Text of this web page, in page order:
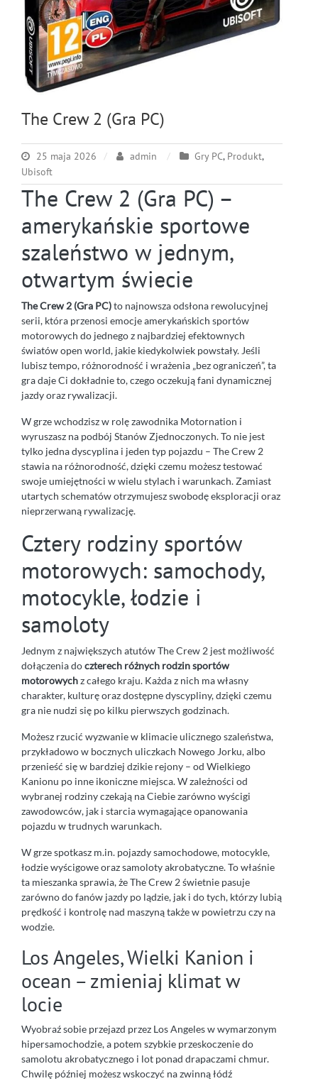
The Crew 2 (Gra PC)
25 maja 2026 admin Gry PC, Produkt,
Ubisoft
The Crew 2 (Gra PC) –
amerykańskie sportowe
szaleństwo w jednym,
otwartym świecie
The Crew 2 (Gra PC)to najnowsza odsłona rewolucyjnej
serii, która przenosi emocje amerykańskich sportów
motorowych do jednego z najbardziej efektownych
światów open world, jakie kiedykolwiek powstały. Jeśli
lubisz tempo, różnorodność i wrażenia „bez ograniczeń”, ta
gra daje Ci dokładnie to, czego oczekują fani dynamicznej
jazdy oraz rywalizacji.
W grze wchodzisz w rolę zawodnika Motornation i
wyruszasz na podbój Stanów Zjednoczonych. To nie jest
tylko jedna dyscyplina i jeden typ pojazdu – The Crew 2
stawia na różnorodność, dzięki czemu możesz testować
swoje umiejętności w wielu stylach i warunkach. Zamiast
utartych schematów otrzymujesz swobodę eksploracji oraz
nieprzerwaną rywalizację.
Cztery rodziny sportów
motorowych: samochody,
motocykle, łodzie i
samoloty
Jednym z największych atutów The Crew 2 jest możliwość
dołączenia doczterech różnych rodzin sportów
motorowychz całego kraju. Każda z nich ma własny
charakter, kulturę oraz dostępne dyscypliny, dzięki czemu
gra nie nudzi się po kilku pierwszych godzinach.
Możesz rzucić wyzwanie w klimacie ulicznego szaleństwa,
przykładowo w bocznych uliczkach Nowego Jorku, albo
przenieść się w bardziej dzikie rejony – od Wielkiego
Kanionu po inne ikoniczne miejsca. W zależności od
wybranej rodziny czekają na Ciebie zarówno wyścigi
zawodowców, jak i starcia wymagające opanowania
pojazdu w trudnych warunkach.
W grze spotkasz m.in. pojazdy samochodowe, motocykle,
łodzie wyścigowe oraz samoloty akrobatyczne. To właśnie
ta mieszanka sprawia, że The Crew 2 świetnie pasuje
zarówno do fanów jazdy po lądzie, jak i do tych, którzy lubią
prędkość i kontrolę nad maszyną także w powietrzu czy na
wodzie.
Los Angeles, Wielki Kanion i
ocean – zmieniaj klimat w
locie
Wyobraź sobie przejazd przez Los Angeles w wymarzonym
hipersamochodzie, a potem szybkie przeskoczenie do
samolotu akrobatycznego i lot ponad drapaczami chmur.
Chwilę później możesz wskoczyć na zwinną łódź